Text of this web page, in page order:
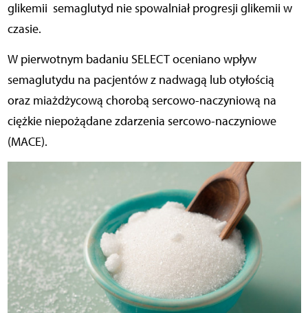
glikemii semaglutyd nie spowalniał progresji glikemii w
czasie.
W pierwotnym badaniu SELECT oceniano wpływ
semaglutydu na pacjentów z nadwagą lub otyłością
oraz miażdżycową chorobą sercowo-naczyniową na
ciężkie niepożądane zdarzenia sercowo-naczyniowe
(MACE).